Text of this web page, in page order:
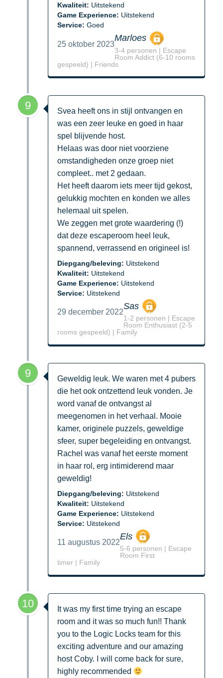
Kwaliteit: Uitstekend
Game Experience: Uitstekend
Service: Goed
25 oktober 2023
Marloes
3-4 personen | Escape
Room Addict (6-10 rooms
gespeeld) | Friends
9
Svea heeft ons in stijl ontvangen en
was een zeer leuke en goed in haar
spel blijvende host.
Helaas was door niet voorziene
omstandigheden onze groep niet
compleet.. met 2 gedaan.
Het heeft daarom iets meer tijd gekost,
gelukkig mochten en konden we alles
helemaal uit spelen.
We zeggen met grote waardering (!)
dat deze escaperoom heel leuk,
spannend, verrassend en origineel is!
Diepgang/beleving: Uitstekend
Kwaliteit: Uitstekend
Game Experience: Uitstekend
Service: Uitstekend
29 december 2022
Sas
1-2 personen | Escape
Room Enthusiast (2-5
rooms gespeeld) | Family
9
Geweldig leuk. We waren met 4 pubers
die het ook ontzettend leuk vonden. Je
word vanaf de ontvangst al
meegenomen in het verhaal. Mooie
kamer, originele puzzels, geweldige
sfeer, super begeleiding en ontvangst.
Rachel was vanaf het eerste moment
in haar rol, erg intimiderend maar
geweldig!
Diepgang/beleving: Uitstekend
Kwaliteit: Uitstekend
Game Experience: Uitstekend
Service: Uitstekend
11 augustus 2022
Els
5-6 personen | Escape
Room First
timer | Family
10
It was my first time trying an escape
room and it was so much fun!! Thank
you to the Logic Locks team for this
exciting adventure and our amazing
host Coby. I will come back for sure,
highly recommended